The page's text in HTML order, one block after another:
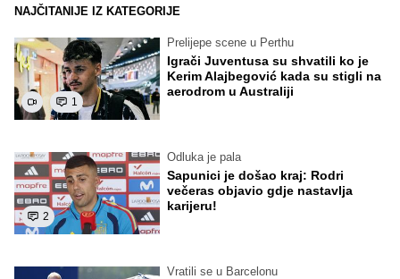
NAJČITANIJE IZ KATEGORIJE
1
Prelijepe scene u Perthu
Igrači Juventusa su shvatili ko je
Kerim Alajbegović kada su stigli na
aerodrom u Australiji
2
Odluka je pala
Sapunici je došao kraj: Rodri
večeras objavio gdje nastavlja
karijeru!
Vratili se u Barcelonu